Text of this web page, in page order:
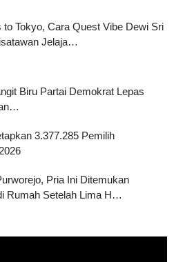
to Tokyo, Cara Quest Vibe Dewi Sri
Jelaja…
Biru Partai Demokrat Lepas
3.377.285 Pemilih
Pria Ini Ditemukan
Rumah Setelah Lima H…